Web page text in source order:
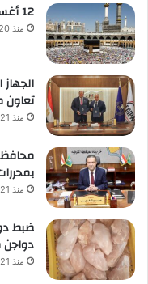
12 أغسط…فتح باب التقديم لحج القرعة
منذ 20 ساعة
تعاون
منذ 21 ساعة
محافظ
منذ 21 ساعة
دواجن
منذ 21 ساعة